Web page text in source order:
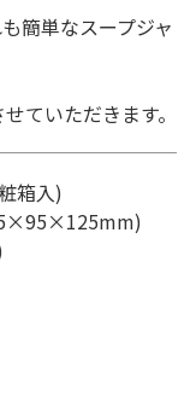
簡単なスープジャ
ていただきます。
箱入)